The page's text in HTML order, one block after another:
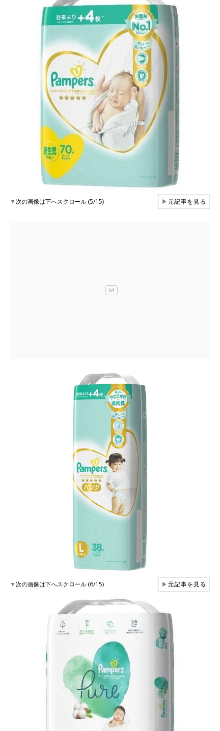
▼次の画像は下へスクロール (5/15) ▶元記事を見る
▼次の画像は下へスクロール (6/15) ▶元記事を見る